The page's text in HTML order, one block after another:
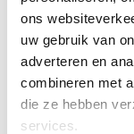
ons
uw gebruik van
adverteren en
combineren met
die ze hebben
services.
Gratis
Achteraf
GERELATEERDE